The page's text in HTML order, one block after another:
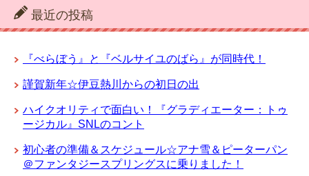
最近の投稿
『べらぼう』と『ベルサイユのばら』が同時代！
謹賀新年☆伊豆熱川からの初日の出
ハイクオリティで面白い！『グラディエーター：トゥ
ージカル』SNLのコント
初心者の準備＆スケジュール☆アナ雪＆ピーターパン
＠ファンタジースプリングスに乗りました！